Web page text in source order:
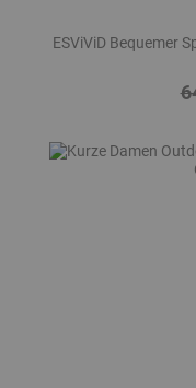
ESViViD Bequemer